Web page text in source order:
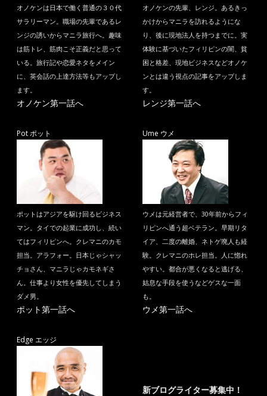
オノケンは日本で働く普通の３０代
サラリーマン。職場の先輩であるレ
ンジの誘いからマニラ旅行へ。趣味
は筋トレ、筋肉こそ正義だと思って
いる。旅行記や恋愛ネタをメイン
に、英会話の上達方法等もアップし
ます。
オノケン第一話へ
オノケンの先輩、レンジ。あるきっ
かけからマニラを訪れるようにな
り、後に現地法人を持つまでに。実
体験に基づいたフィリピンの闇、貧
困と格差、現地ビジネスなどオノケ
ンとは違う視点の記事をアップしま
す。
レンジ第一話へ
Pot ポット
ポットはアジアを駆け回るビジネス
マン。タイでの起業に成功し、続い
てはフィリピンへ。クレマニのカモ
担当。アラフォー。日本じゃシャッ
チョさん、マニラじゃカモネギさ
ん。仕事より女性を優先してしまう
ダメ男。
ポット第一話へ
Ume ウメ
ウメは元経営者で、30年前からフィ
リピンへ通う超ベテラン。早期リタ
イア、二度の離婚、ネトゲ廃人も経
験。クレマニのホレ担当。人に惚れ
やすい。都合が悪くなると逃げる、
姑息な手段を使うなどゲスな一面
も。
ウメ第一話へ
Edge エッジ
新ブログライター募集中！